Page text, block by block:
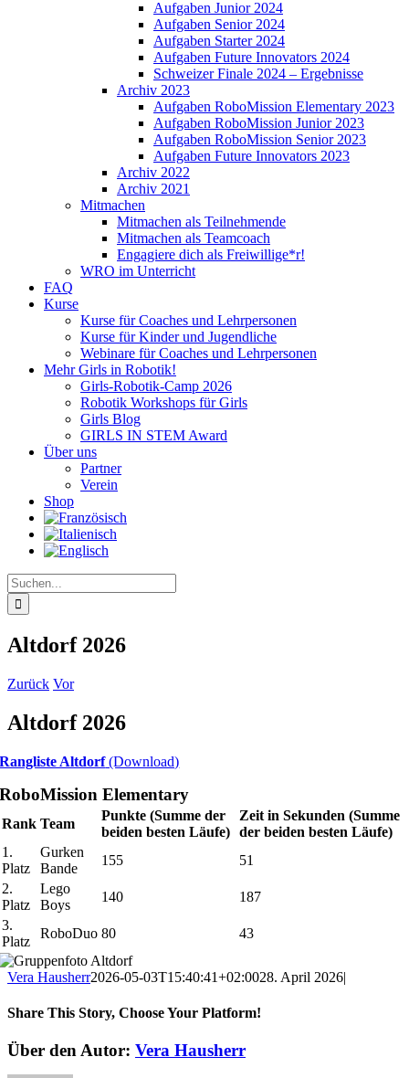
Aufgaben Junior 2024
Aufgaben Senior 2024
Aufgaben Starter 2024
Aufgaben Future Innovators 2024
Schweizer Finale 2024 – Ergebnisse
Archiv 2023
Aufgaben RoboMission Elementary 2023
Aufgaben RoboMission Junior 2023
Aufgaben RoboMission Senior 2023
Aufgaben Future Innovators 2023
Archiv 2022
Archiv 2021
Mitmachen
Mitmachen als Teilnehmende
Mitmachen als Teamcoach
Engagiere dich als Freiwillige*r!
WRO im Unterricht
FAQ
Kurse
Kurse für Coaches und Lehrpersonen
Kurse für Kinder und Jugendliche
Webinare für Coaches und Lehrpersonen
Mehr Girls in Robotik!
Girls-Robotik-Camp 2026
Robotik Workshops für Girls
Girls Blog
GIRLS IN STEM Award
Über uns
Partner
Verein
Shop
Suche
nach:
Altdorf 2026
Zurück Vor
Altdorf 2026
Rangliste Altdorf(Download)
RoboMission Elementary
Rank Team
Punkte (Summe der
beiden besten Läufe)
Zeit in Sekunden (Summe
der beiden besten Läufe)
1.
Platz
Gurken
Bande
155
51
2.
Platz
Lego
Boys
140
187
3.
Platz
RoboDuo 80 43
Vera Hausherr2026-05-03T15:40:41+02:0028. April 2026|
Share This Story, Choose Your Platform!
Facebook
X
Reddit
LinkedIn
WhatsApp
Telegram
Tumblr
Pinterest
Vk
Xing
E-
Über den Autor: Vera Hausherr